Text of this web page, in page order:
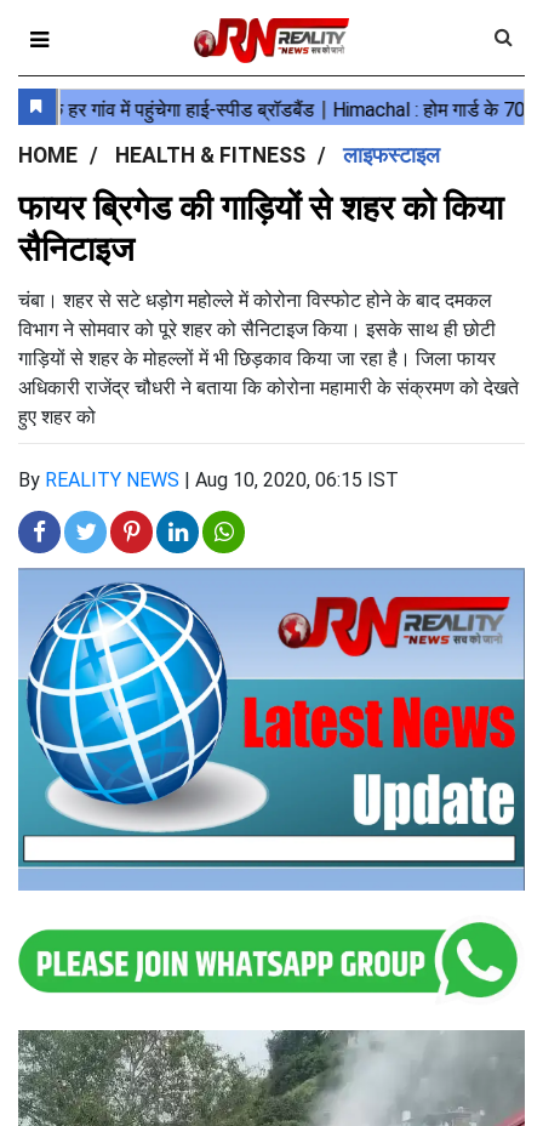
HOME HEALTH & FITNESS लाइफस्टाइल
फायर ब्रिगेड की गाड़ियों से शहर को किया
सैनिटाइज
चंबा। शहर से सटे धड़ोग महोल्ले में कोरोना विस्फोट होने के बाद दमकल
विभाग ने सोमवार को पूरे शहर को सैनिटाइज किया। इसके साथ ही छोटी
गाड़ियों से शहर के मोहल्लों में भी छिड़काव किया जा रहा है। जिला फायर
अधिकारी राजेंद्र चौधरी ने बताया कि कोरोना महामारी के संक्रमण को देखते
हुए शहर को
By REALITY NEWS | Aug 10, 2020, 06:15 IST